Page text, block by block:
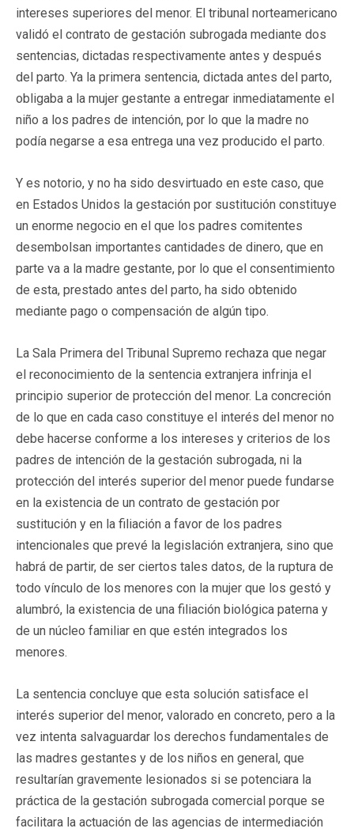
intereses superiores del menor. El tribunal norteamericano
validó el contrato de gestación subrogada mediante dos
sentencias, dictadas respectivamente antes y después
del parto. Ya la primera sentencia, dictada antes del parto,
obligaba a la mujer gestante a entregar inmediatamente el
niño a los padres de intención, por lo que la madre no
podía negarse a esa entrega una vez producido el parto.
Y es notorio, y no ha sido desvirtuado en este caso, que
en Estados Unidos la gestación por sustitución constituye
un enorme negocio en el que los padres comitentes
desembolsan importantes cantidades de dinero, que en
parte va a la madre gestante, por lo que el consentimiento
de esta, prestado antes del parto, ha sido obtenido
mediante pago o compensación de algún tipo.
La Sala Primera del Tribunal Supremo rechaza que negar
el reconocimiento de la sentencia extranjera infrinja el
principio superior de protección del menor. La concreción
de lo que en cada caso constituye el interés del menor no
debe hacerse conforme a los intereses y criterios de los
padres de intención de la gestación subrogada, ni la
protección del interés superior del menor puede fundarse
en la existencia de un contrato de gestación por
sustitución y en la filiación a favor de los padres
intencionales que prevé la legislación extranjera, sino que
habrá de partir, de ser ciertos tales datos, de la ruptura de
todo vínculo de los menores con la mujer que los gestó y
alumbró, la existencia de una filiación biológica paterna y
de un núcleo familiar en que estén integrados los
menores.
La sentencia concluye que esta solución satisface el
interés superior del menor, valorado en concreto, pero a la
vez intenta salvaguardar los derechos fundamentales de
las madres gestantes y de los niños en general, que
resultarían gravemente lesionados si se potenciara la
práctica de la gestación subrogada comercial porque se
facilitara la actuación de las agencias de intermediación